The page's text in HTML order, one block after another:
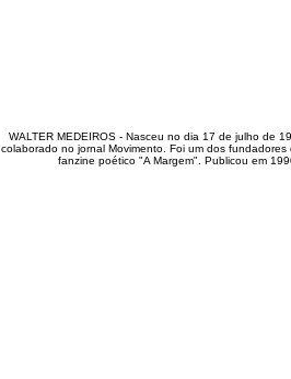
WALTER MEDEIROS - Nasceu no dia 17 de julho de
colaborado no jornal Movimento. Foi um dos
fanzine poético "A Margem". Publicou em